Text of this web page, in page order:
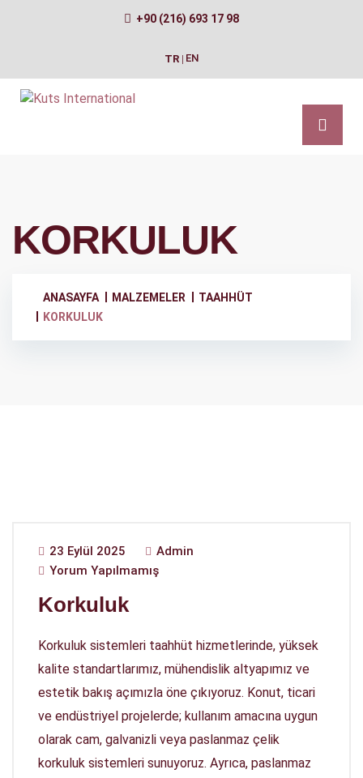
+90 (216) 693 17 98
TR | EN
KORKULUK
ANASAYFA MALZEMELER
TAAHHÜT
KORKULUK
23 Eylül 2025
Admin
Yorum Yapılmamış
Korkuluk
Korkuluk sistemleri taahhüt hizmetlerinde, yüksek
kalite standartlarımız, mühendislik altyapımız ve
estetik bakış açımızla öne çıkıyoruz. Konut, ticari
ve endüstriyel projelerde; kullanım amacına uygun
olarak cam, galvanizli veya paslanmaz çelik
korkuluk sistemleri sunuyoruz. Ayrıca, paslanmaz